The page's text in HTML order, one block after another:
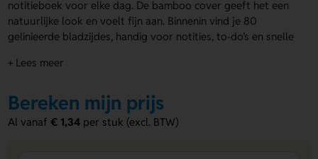
notitieboek voor elke dag. De bamboo cover geeft het een
natuurlijke look en voelt fijn aan. Binnenin vind je 80
gelinieerde bladzijdes, handig voor notities, to-do’s en snelle
Naturel en heeft drukposities aan de Voorzijde en
eigen ontwerp. Bestel of vraag een prijs op.
Voordelen van de Lemtun Notitieboek
+ Lees meer
Bereken mijn prijs
Al vanaf€ 1,34 per stuk (excl. BTW)